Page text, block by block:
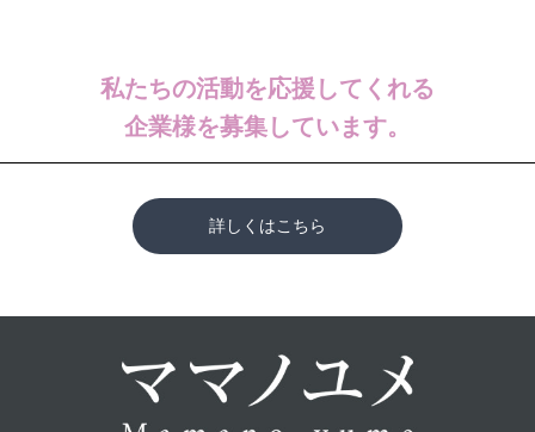
私たちの活動を応援してくれる
企業様を募集しています。
詳しくはこちら